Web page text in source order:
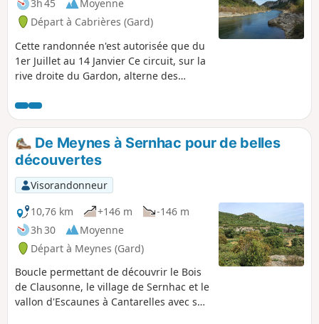
3h 45
Moyenne
Départ à Cabrières (Gard)
Cette randonnée n'est autorisée que du
1er Juillet au 14 Janvier Ce circuit, sur la
rive droite du Gardon, alterne des
surplombent les gorges du Gardon avec
des vues dégagées vers le Nord, puis
descend au ras de la rivière et remonte
dans un talweg sauvage. Sur les
hauteurs, les falaises nous offrent des
arches et des grottes creusées dans la
roche calcaire. Note modérateur
Attention, quelques portions de sentiers
dégradés, voir les avis
De Meynes à Sernhac pour de belles
découvertes
Visorandonneur
10,76 km
+146 m
-146 m
3h 30
Moyenne
Départ à Meynes (Gard)
Boucle permettant de découvrir le Bois
de Clausonne, le village de Sernhac et le
vallon d'Escaunes à Cantarelles avec ses